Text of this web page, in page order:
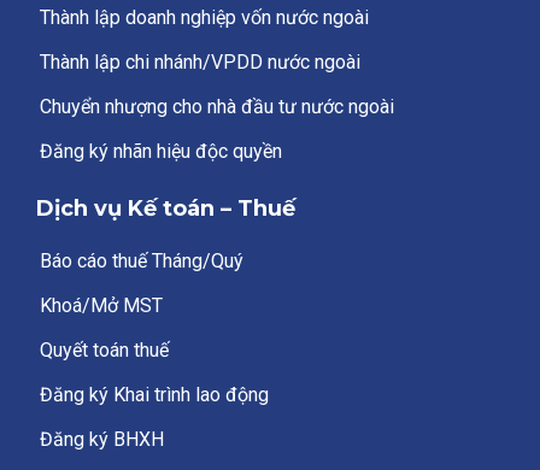
Thành lập doanh nghiệp vốn nước ngoài
Thành lập chi nhánh/VPDD nước ngoài
Chuyển nhượng cho nhà đầu tư nước ngoài
Đăng ký nhãn hiệu độc quyền
Dịch vụ Kế toán – Thuế
Báo cáo thuế Tháng/Quý
Khoá/Mở MST
Quyết toán thuế
Đăng ký Khai trình lao động
Đăng ký BHXH